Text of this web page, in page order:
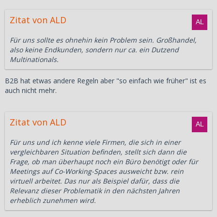
Zitat von ALD
Für uns sollte es ohnehin kein Problem sein. Großhandel,
also keine Endkunden, sondern nur ca. ein Dutzend
Multinationals.
B2B hat etwas andere Regeln aber "so einfach wie früher" ist es
auch nicht mehr.
Zitat von ALD
Für uns und ich kenne viele Firmen, die sich in einer
vergleichbaren Situation befinden, stellt sich dann die
Frage, ob man überhaupt noch ein Büro benötigt oder für
Meetings auf Co-Working-Spaces ausweicht bzw. rein
virtuell arbeitet. Das nur als Beispiel dafür, dass die
Relevanz dieser Problematik in den nächsten Jahren
erheblich zunehmen wird.